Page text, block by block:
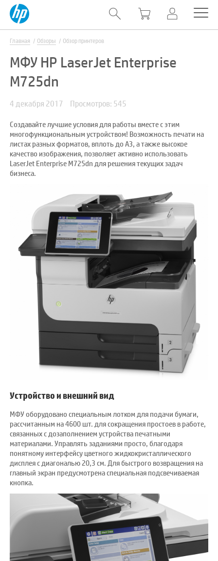
Главная Обзоры Обзор принтеров
МФУ HP LaserJet Enterprise
M725dn
4 декабря 2017 Просмотров: 545
Создавайте лучшие условия для работы вместе с этим
многофункциональным устройством! Возможность печати на
листах разных форматов, вплоть до А3, а также высокое
качество изображения, позволяет активно использовать
LaserJet Enterprise M725dn для решения текущих задач
бизнеса.
Устройство и внешний вид
МФУ оборудовано специальным лотком для подачи бумаги,
рассчитанным на 4600 шт. для сокращения простоев в работе,
связанных с дозаполнением устройства печатными
материалами. Управлять заданиями просто, благодаря
понятному интерфейсу цветного жидкокристаллического
дисплея с диагональю 20,3 см. Для быстрого возвращения на
главный экран предусмотрена специальная подсвечиваемая
кнопка.